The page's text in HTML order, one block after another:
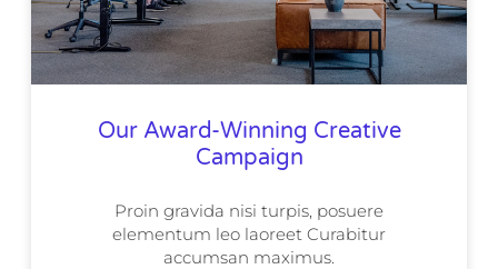
Our Award-Winning Creative
Campaign
Proin gravida nisi turpis, posuere
elementum leo laoreet Curabitur
accumsan maximus.